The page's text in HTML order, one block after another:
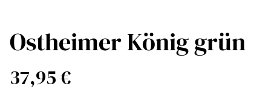
Ostheimer König grün
37,95 €